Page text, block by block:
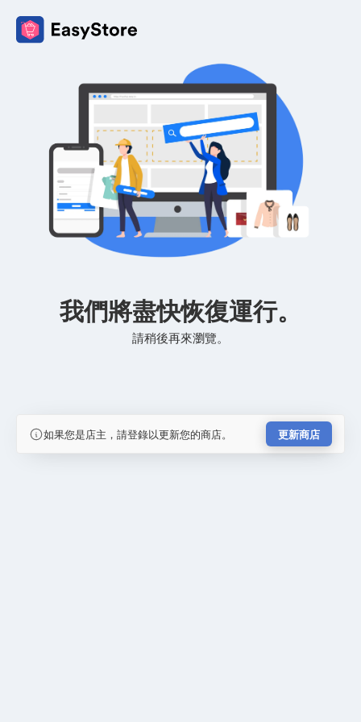
我們將盡快恢復運行。
請稍後再來瀏覽。
如果您是店主，請登錄以更新您的商店。 更新商店